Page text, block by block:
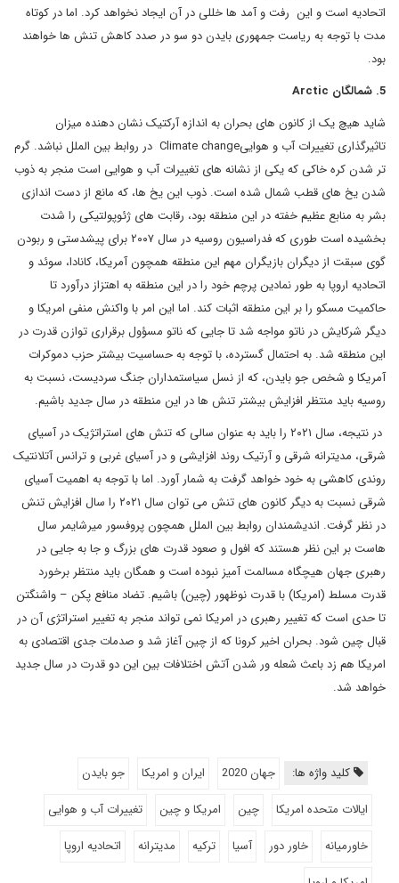
اتحادیه است و این رفت و آمد ها خللی در آن ایجاد نخواهد کرد. اما در کوتاه
مدت با توجه به ریاست جمهوری بایدن دو سو در صدد کاهش تنش ها خواهند
بود.
5. شمالگان Arctic
شاید هیچ یک از کانون های بحران به اندازه آرکتیک نشان دهنده میزان
تاثیرگذاری تغییرات آب و هواییClimate change در روابط بین الملل نباشد. گرم
تر شدن کره خاکی که یکی از نشانه های تغییرات آب و هوایی است منجر به ذوب
شدن یخ های قطب شمال شده است. ذوب این یخ ها، که مانع از دست اندازی
بشر به منابع عظیم خفته در این منطقه بود، رقابت های ژئوپولتیکی را شدت
بخشیده است طوری که فدراسیون روسیه در سال ۲۰۰۷ برای پیشدستی و ربودن
گوی سبقت از دیگران بازیگران مهم این منطقه همچون آمریکا، کانادا، سوئد و
اتحادیه اروپا به طور نمادین پرچم خود را در این منطقه به اهتزاز درآورد تا
حاکمیت مسکو را بر این منطقه اثبات کند. اما این امر با واکنش منفی امریکا و
دیگر شرکایش در ناتو مواجه شد تا جایی که ناتو مسؤول برقراری توازن قدرت در
این منطقه شد. به احتمال گسترده، با توجه به حساسیت بیشتر حزب دموکرات
آمریکا و شخص جو بایدن، که از نسل سیاستمداران جنگ سردیست، نسبت به
روسیه باید منتظر افزایش بیشتر تنش ها در این منطقه در سال جدید باشیم.
در نتیجه، سال ۲۰۲۱ را باید به عنوان سالی که تنش های استراتژیک در آسیای
شرقی، مدیترانه شرقی و آرتیک روند افزایشی و در آسیای غربی و ترانس آتلانتیک
روندی کاهشی به خود خواهد گرفت به شمار آورد. اما با توجه به اهمیت آسیای
شرقی نسبت به دیگر کانون های تنش می توان سال ۲۰۲۱ را سال افزایش تنش
در نظر گرفت. اندیشمندان روابط بین الملل همچون پروفسور میرشایمر سال
هاست بر این نظر هستند که افول و صعود قدرت های بزرگ و جا به جایی در
رهبری جهان هیچگاه مسالمت آمیز نبوده است و همگان باید منتظر برخورد
قدرت مسلط (امریکا) با قدرت نوظهور (چین) باشیم. تضاد منافع پکن – واشنگتن
تا حدی است که تغییر رهبری در امریکا نمی تواند منجر به تغییر استراتژی آن در
قبال چین شود. بحران اخیر کرونا که از چین آغاز شد و صدمات جدی اقتصادی به
امریکا هم زد باعث شعله ور شدن آتش اختلافات بین این دو قدرت در سال جدید
خواهد شد.
کلید واژه ها: جهان 2020 ایران و امریکا
جو بایدن
ایالات متحده امریکا
چین امریکا و چین
تغییرات آب و هوایی
خاورمیانه
خاور دور آسیا ترکیه مدیترانه
اتحادیه اروپا